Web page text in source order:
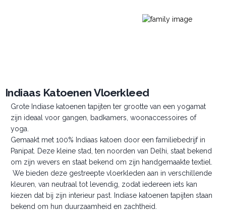
Indiaas Katoenen Vloerkleed
Grote Indiase katoenen tapijten ter grootte van een yogamat
zijn ideaal voor gangen, badkamers, woonaccessoires of
yoga.
Gemaakt met 100% Indiaas katoen door een familiebedrijf in
Panipat. Deze kleine stad, ten noorden van Delhi, staat bekend
om zijn wevers en staat bekend om zijn handgemaakte textiel.
We bieden deze gestreepte vloerkleden aan in verschillende
kleuren, van neutraal tot levendig, zodat iedereen iets kan
kiezen dat bij zijn interieur past. Indiase katoenen tapijten staan
bekend om hun duurzaamheid en zachtheid.